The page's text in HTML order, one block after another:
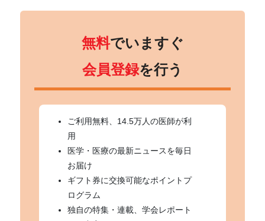
無料でいますぐ
会員登録を行う
ご利用無料、14.5万人の医師が利
用
医学・医療の最新ニュースを毎日
お届け
ギフト券に交換可能なポイントプ
ログラム
独自の特集・連載、学会レポート